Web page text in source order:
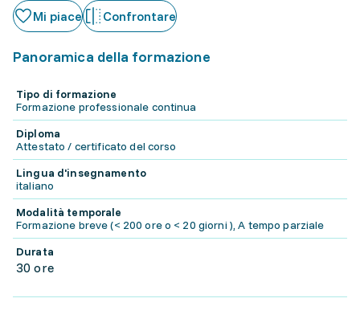
Mi piace Confrontare
Panoramica della formazione
Tipo di formazione
Formazione professionale continua
Diploma
Attestato / certificato del corso
Lingua d'insegnamento
italiano
Modalità temporale
Formazione breve (< 200 ore o < 20 giorni ), A tempo parziale
Durata
30 ore